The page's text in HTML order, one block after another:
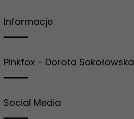
Informacje
Pinkfox - Dorota Sokołowska
Social Media